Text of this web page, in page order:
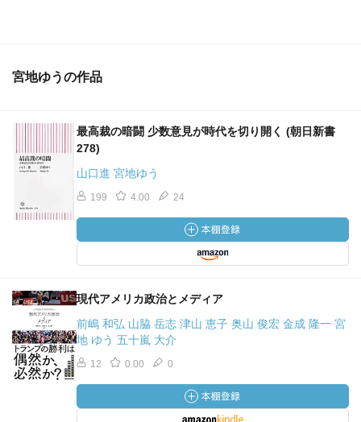
宮地ゆうの作品
最高裁の暗闘 少数意見が時代を切り開く (朝日新書
278)
山口進 宮地ゆう
199 4.00 24
現代アメリカ政治とメディア
前嶋 和弘 山脇 岳志 津山 恵子 奥山 俊宏 金成 隆一 宮
地 ゆう 五十嵐 大介
12 0.00 0